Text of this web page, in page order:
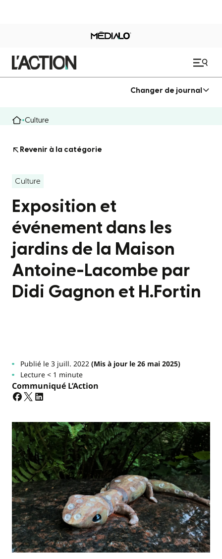
Changer de journal
Culture
Revenir à la catégorie
Culture
Exposition et
événement dans les
jardins de la Maison
Antoine-Lacombe par
Didi Gagnon et H.Fortin
Publié le 3 juill. 2022(Mis à jour le 26 mai 2025)
Lecture < 1 minute
Communiqué L’Action